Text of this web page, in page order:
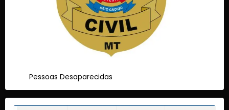
Pessoas Desaparecidas